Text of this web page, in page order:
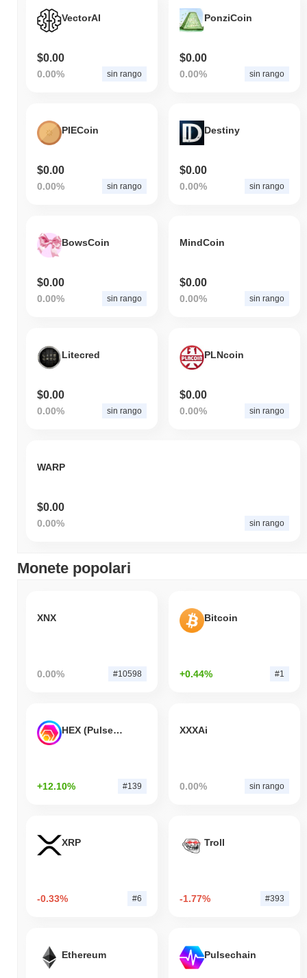
VectorAI
$0.00
0.00% sin rango
PonziCoin
$0.00
0.00% sin rango
PIECoin
$0.00
0.00% sin rango
Destiny
$0.00
0.00% sin rango
BowsCoin
$0.00
0.00% sin rango
MindCoin
$0.00
0.00% sin rango
Litecred
$0.00
0.00% sin rango
PLNcoin
$0.00
0.00% sin rango
WARP
$0.00
0.00% sin rango
Monete popolari
XNX
0.00% #10598
Bitcoin
+0.44% #1
HEX (Pulsechain)
+12.10% #139
XXXAi
0.00% sin rango
XRP
-0.33% #6
Troll
-1.77% #393
Ethereum Pulsechain